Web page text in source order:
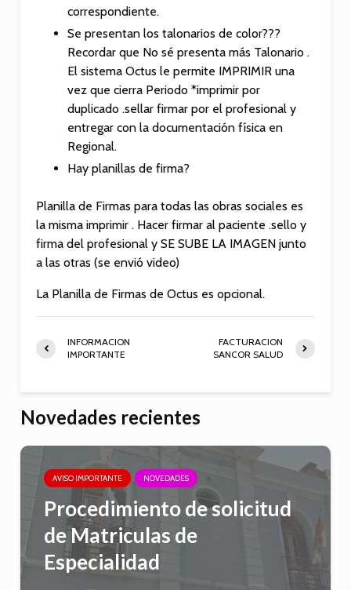
correspondiente.
Se presentan los talonarios de color???
Recordar que No sé presenta más Talonario .
El sistema Octus le permite IMPRIMIR una
vez que cierra Periodo *imprimir por
duplicado .sellar firmar por el profesional y
entregar con la documentación física en
Regional.
Hay planillas de firma?
Planilla de Firmas para todas las obras sociales es
la misma imprimir . Hacer firmar al paciente .sello y
firma del profesional y SE SUBE LA IMAGEN junto
a las otras (se envió video)
La Planilla de Firmas de Octus es opcional.
INFORMACION
IMPORTANTE
FACTURACION
SANCOR SALUD
Novedades recientes
AVISO IMPORTANTE NOVEDADES
Procedimiento de solicitud
de Matriculas de
Especialidad